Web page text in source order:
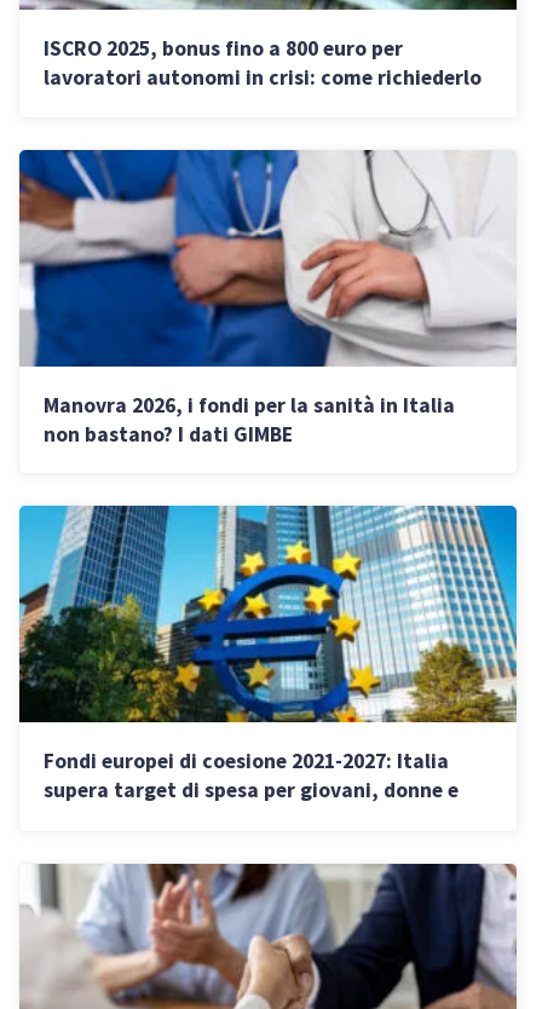
ISCRO 2025, bonus fino a 800 euro per
lavoratori autonomi in crisi: come richiederlo
Manovra 2026, i fondi per la sanità in Italia
non bastano? I dati GIMBE
Fondi europei di coesione 2021-2027: Italia
supera target di spesa per giovani, donne e